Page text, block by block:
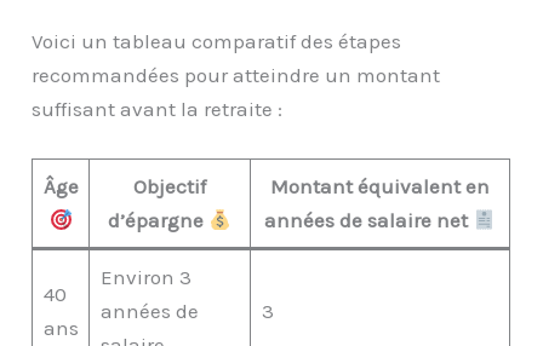
Voici un tableau comparatif des étapes
recommandées pour atteindre un montant
suffisant avant la retraite :
Âge
Objectif
d’épargne
Montant équivalent en
années de salaire net
40
ans
Environ 3
années de
3